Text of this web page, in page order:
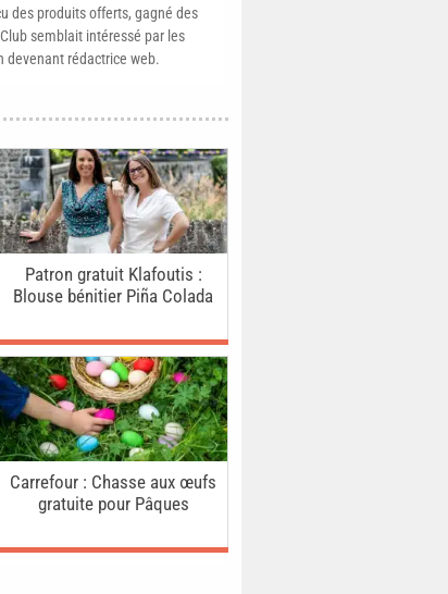
des produits offerts, gagné des
semblait intéressé par les
devenant rédactrice web.
Patron gratuit Klafoutis :
Blouse bénitier Piña Colada
Carrefour : Chasse aux œufs
gratuite pour Pâques